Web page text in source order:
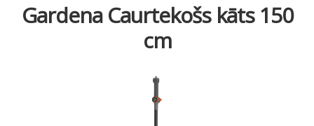
Gardena Caurtekošs kāts 150
cm